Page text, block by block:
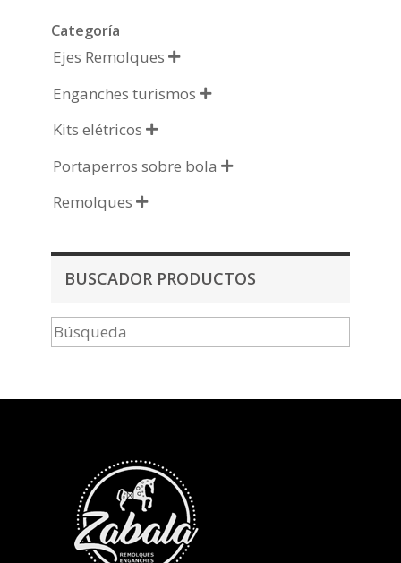
Categoría
Ejes Remolques 
Enganches turismos 
Kits elétricos 
Portaperros sobre bola 
Remolques 
BUSCADOR PRODUCTOS